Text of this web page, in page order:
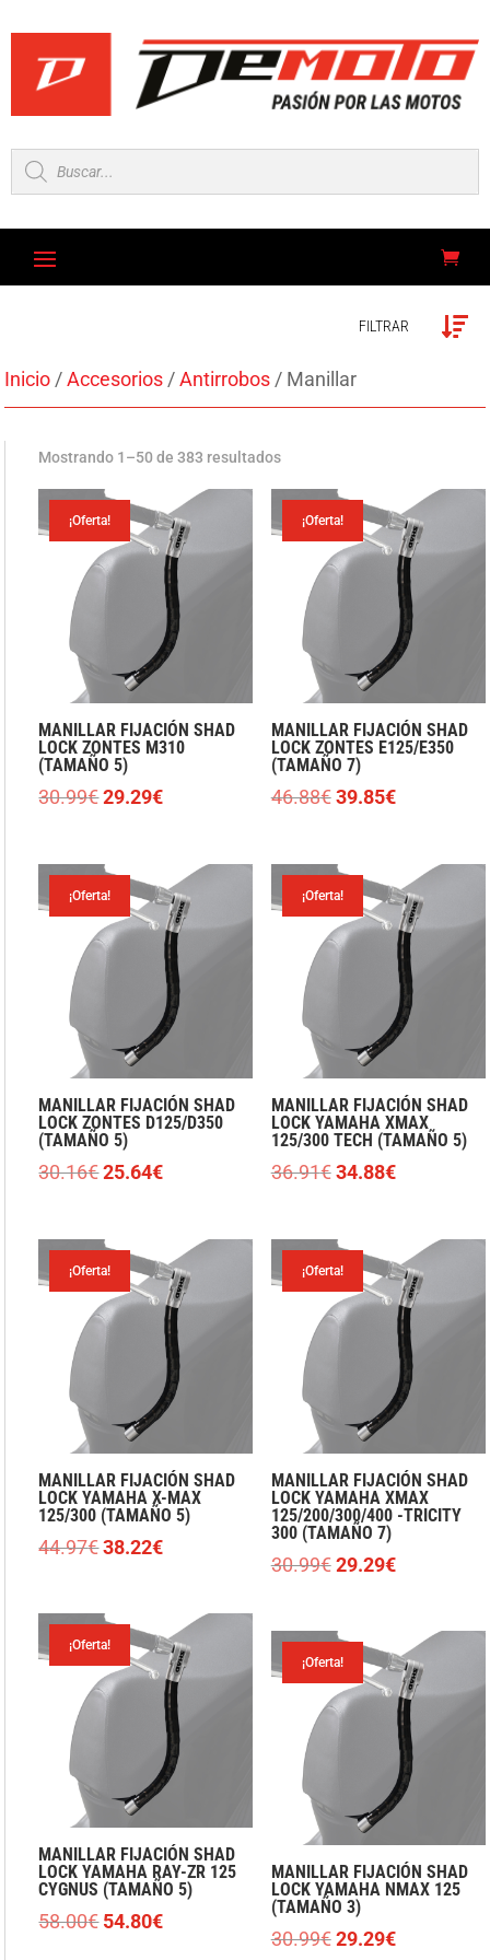
Búsqueda
de
productos
FILTRAR
Inicio /Accesorios /Antirrobos / Manillar
Mostrando 1–50 de 383 resultados
¡Oferta!
MANILLAR FIJACIÓN SHAD
LOCK ZONTES M310
(TAMAÑO 5)
30.99€El
era:
30.99€.
29.29€El
es:
29.29€.
¡Oferta!
MANILLAR FIJACIÓN SHAD
LOCK ZONTES E125/E350
(TAMAÑO 7)
46.88€ El
era:
46.88€.
39.85€El
es:
39.85€.
¡Oferta!
MANILLAR FIJACIÓN SHAD
LOCK ZONTES D125/D350
(TAMAÑO 5)
30.16€El
era:
30.16€.
25.64€El
es:
25.64€.
¡Oferta!
MANILLAR FIJACIÓN SHAD
LOCK YAMAHA XMAX
125/300 TECH (TAMAÑO 5)
36.91€ El
era:
36.91€.
34.88€El
es:
34.88€.
¡Oferta!
MANILLAR FIJACIÓN SHAD
LOCK YAMAHA X-MAX
125/300 (TAMAÑO 5)
44.97€El
era:
44.97€.
38.22€El
es:
38.22€.
¡Oferta!
MANILLAR FIJACIÓN SHAD
LOCK YAMAHA XMAX
125/200/300/400 -TRICITY
300 (TAMAÑO 7)
30.99€ El
era:
30.99€.
29.29€El
es:
29.29€.
¡Oferta!
MANILLAR FIJACIÓN SHAD
LOCK YAMAHA RAY-ZR 125
CYGNUS (TAMAÑO 5)
58.00€ El
54.80€El
¡Oferta!
MANILLAR FIJACIÓN SHAD
LOCK YAMAHA NMAX 125
(TAMAÑO 3)
30.99€ El
29.29€El